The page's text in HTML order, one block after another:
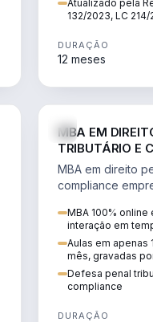
Atualizado pela
132/2023, LC 214/
DURAÇÃO
12 meses
MBA EM
TRIBUTÁRIO E
EMPRESARIAL
MBA em direito
compliance
tributários e
MBA 100% online
interação em
Aulas em apenas
mês, gravadas
Defesa penal
compliance
DURAÇÃO